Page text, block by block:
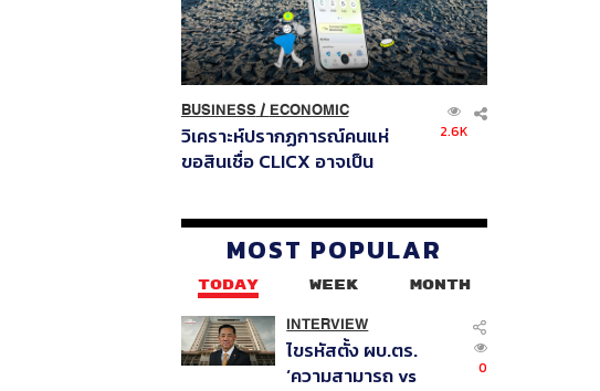
BUSINESS/ ECONOMIC
วิเคราะห์ปรากฏการณ์คนแห่
ขอสินเชื่อ CLICX อาจเป็น
ปัญหาหนี้ครัวเรือนไทยที่ถูกซุก
2.6K
MOST POPULAR
TODAY WEEK MONTH
INTERVIEW
ไขรหัสตั้ง ผบ.ตร.
‘ความสามารถ vs
0